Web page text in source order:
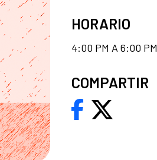
HORARIO
4:00 PM A 6:00 PM
COMPARTIR